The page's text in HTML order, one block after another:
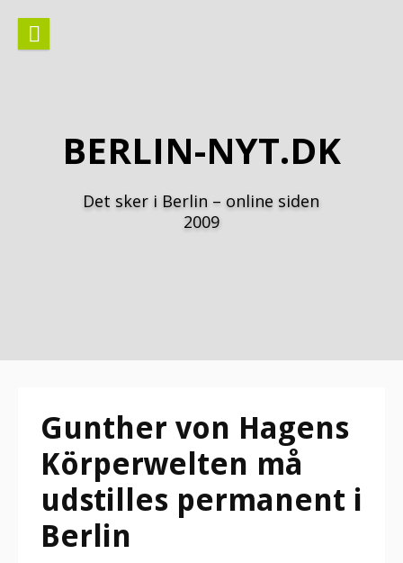
indhold
BERLIN-NYT.DK
Det sker i Berlin – online siden
2009
Gunther von Hagens
Körperwelten må
udstilles permanent i
Berlin